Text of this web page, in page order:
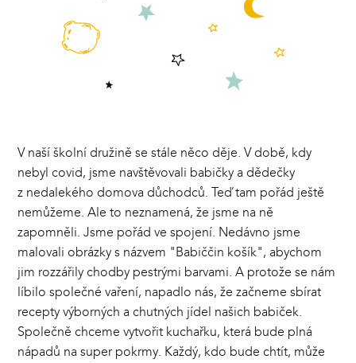
V naší školní družině se stále něco děje. V době, kdy
nebyl covid, jsme navštěvovali babičky a dědečky
z nedalekého domova důchodců. Teď tam pořád ještě
nemůžeme. Ale to neznamená, že jsme na ně
zapomněli. Jsme pořád ve spojení. Nedávno jsme
malovali obrázky s názvem "Babiččin košík", abychom
jim rozzářily chodby pestrými barvami. A protože se nám
líbilo společné vaření, napadlo nás, že začneme sbírat
recepty výborných a chutných jídel našich babiček.
Společně chceme vytvořit kuchařku, která bude plná
nápadů na super pokrmy. Každý, kdo bude chtít, může